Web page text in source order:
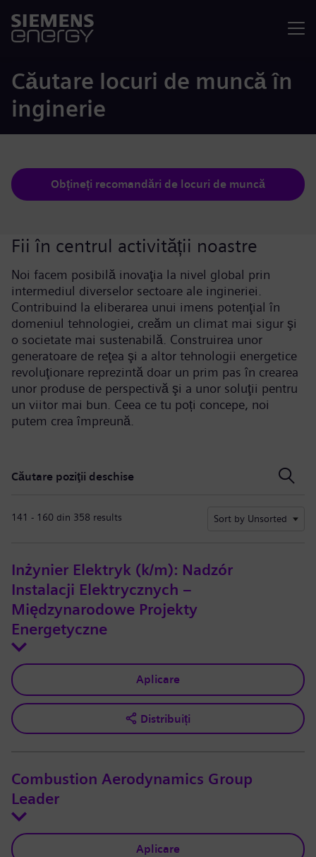
Căutare locuri de muncă în
inginerie
Obțineți recomandări de locuri de muncă
Fii în centrul activității noastre
Noi facem posibilă inovaţia la nivel global prin
intermediul diverselor sectoare ale ingineriei.
Contribuind la eliberarea unui imens potenţial în
domeniul tehnologiei, creăm un climat mai sigur şi
o societate mai sustenabilă. Construirea unor
generatoare de reţea şi a altor tehnologii energetice
revoluţionare reprezintă doar un prim pas în crearea
unor produse de perspectivă şi a unor soluţii pentru
un viitor mai bun. Ceea ce tu poți concepe, noi
putem crea împreună.
Căutare poziţii deschise
141 - 160 din 358 results Sort by Unsorted
Inżynier Elektryk (k/m): Nadzór
Instalacji Elektrycznych –
Międzynarodowe Projekty
Energetyczne
Aplicare
Distribuiți
Combustion Aerodynamics Group
Leader
Aplicare